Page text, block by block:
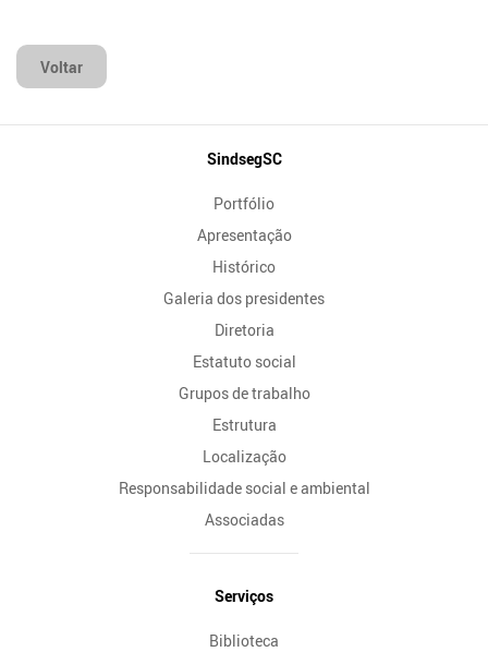
Voltar
SindsegSC
Portfólio
Apresentação
Histórico
Galeria dos presidentes
Diretoria
Estatuto social
Grupos de trabalho
Estrutura
Localização
Responsabilidade social e ambiental
Associadas
Serviços
Biblioteca